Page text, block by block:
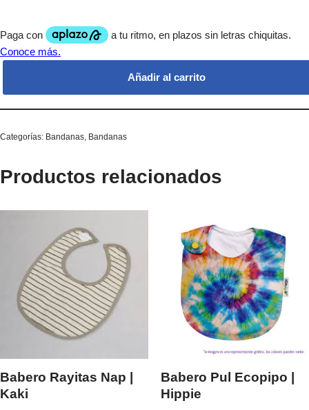
Añadir al carrito
Categorías: Bandanas Bandanas
Productos relacionados
Babero Rayitas Nap |
Kaki
Babero Pul Ecopipo |
Hippie